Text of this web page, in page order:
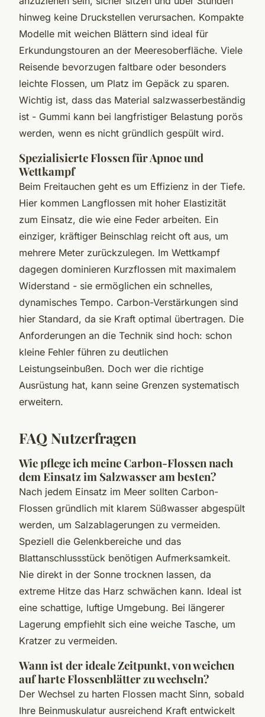
hinweg keine Druckstellen verursachen. Kompakte
Modelle mit weichen Blättern sind ideal für
Erkundungstouren an der Meeresoberfläche. Viele
Reisende bevorzugen faltbare oder besonders
leichte Flossen, um Platz im Gepäck zu sparen.
Wichtig ist, dass das Material salzwasserbeständig
ist - Gummi kann bei langfristiger Belastung porös
werden, wenn es nicht gründlich gespült wird.
Spezialisierte Flossen für Apnoe und
Wettkampf
Beim Freitauchen geht es um Effizienz in der Tiefe.
Hier kommen Langflossen mit hoher Elastizität
zum Einsatz, die wie eine Feder arbeiten. Ein
einziger, kräftiger Beinschlag reicht oft aus, um
mehrere Meter zurückzulegen. Im Wettkampf
dagegen dominieren Kurzflossen mit maximalem
Widerstand - sie ermöglichen ein schnelles,
dynamisches Tempo. Carbon-Verstärkungen sind
hier Standard, da sie Kraft optimal übertragen. Die
Anforderungen an die Technik sind hoch: schon
kleine Fehler führen zu deutlichen
Leistungseinbußen. Doch wer die richtige
Ausrüstung hat, kann seine Grenzen systematisch
erweitern.
FAQ Nutzerfragen
Wie pflege ich meine Carbon-Flossen nach
dem Einsatz im Salzwasser am besten?
Nach jedem Einsatz im Meer sollten Carbon-
Flossen gründlich mit klarem Süßwasser abgespült
werden, um Salzablagerungen zu vermeiden.
Speziell die Gelenkbereiche und das
Blattanschlussstück benötigen Aufmerksamkeit.
Nie direkt in der Sonne trocknen lassen, da
extreme Hitze das Harz schwächen kann. Ideal ist
eine schattige, luftige Umgebung. Bei längerer
Lagerung empfiehlt sich eine weiche Tasche, um
Kratzer zu vermeiden.
Wann ist der ideale Zeitpunkt, von weichen
auf harte Flossenblätter zu wechseln?
Der Wechsel zu harten Flossen macht Sinn, sobald
Ihre Beinmuskulatur ausreichend Kraft entwickelt